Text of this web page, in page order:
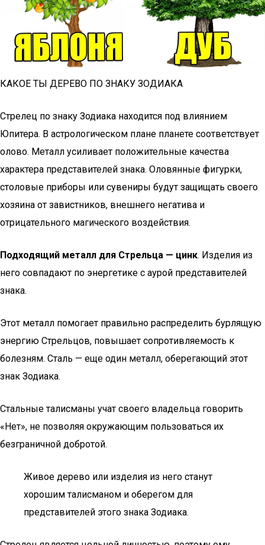
КАКОЕ ТЫ ДЕРЕВО ПО ЗНАКУ ЗОДИАКА
Стрелец по знаку Зодиака находится под влиянием
Юпитера. В астрологическом плане планете соответствует
олово. Металл усиливает положительные качества
характера представителей знака. Оловянные фигурки,
столовые приборы или сувениры будут защищать своего
хозяина от завистников, внешнего негатива и
отрицательного магического воздействия.
Подходящий металл для Стрельца — цинк. Изделия из
него совпадают по энергетике с аурой представителей
знака.
Этот металл помогает правильно распределить бурлящую
энергию Стрельцов, повышает сопротивляемость к
болезням. Сталь — еще один металл, оберегающий этот
знак Зодиака.
Стальные талисманы учат своего владельца говорить
«Нет», не позволяя окружающим пользоваться их
безграничной добротой.
Живое дерево или изделия из него станут
хорошим талисманом и оберегом для
представителей этого знака Зодиака.